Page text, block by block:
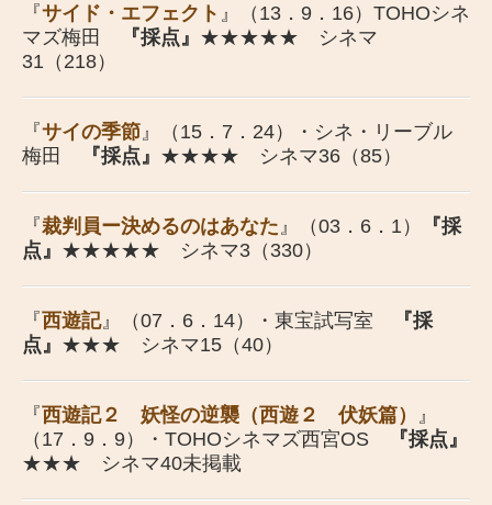
『サイド・エフェクト 』（13．9．16）TOHOシネ
マズ梅田
『採点』 ★★★★★ シネマ
31（218）
『サイの季節 』（15．7．24）・シネ・リーブル
梅田
『採点』 ★★★★ シネマ36（85）
『裁判員ー決めるのはあなた 』（03．6．1）
『採
点』 ★★★★★ シネマ3（330）
『西遊記』（07．6．14）・東宝試写室
『採
点』 ★★★ シネマ15（40）
『西遊記２ 妖怪の逆襲（西遊２ 伏妖篇）
』
（17．9．9）・TOHOシネマズ西宮OS
『採点』
★★★ シネマ40未掲載